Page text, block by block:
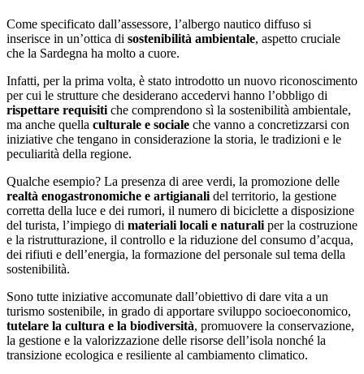
Come specificato dall’assessore, l’albergo nautico diffuso si
inserisce in un’ottica di sostenibilità ambientale, aspetto cruciale
che la Sardegna ha molto a cuore.
Infatti, per la prima volta, è stato introdotto un nuovo riconoscimento
per cui le strutture che desiderano accedervi hanno l’obbligo di
rispettare requisiti che comprendono sì la sostenibilità ambientale,
ma anche quella culturale e sociale che vanno a concretizzarsi con
iniziative che tengano in considerazione la storia, le tradizioni e le
peculiarità della regione.
Qualche esempio? La presenza di aree verdi, la promozione delle
realtà enogastronomiche e artigianali del territorio, la gestione
corretta della luce e dei rumori, il numero di biciclette a disposizione
del turista, l’impiego di materiali locali e naturali per la costruzione
e la ristrutturazione, il controllo e la riduzione del consumo d’acqua,
dei rifiuti e dell’energia, la formazione del personale sul tema della
sostenibilità.
Sono tutte iniziative accomunate dall’obiettivo di dare vita a un
turismo sostenibile, in grado di apportare sviluppo socioeconomico,
tutelare la cultura e la biodiversità, promuovere la conservazione,
la gestione e la valorizzazione delle risorse dell’isola nonché la
transizione ecologica e resiliente al cambiamento climatico.